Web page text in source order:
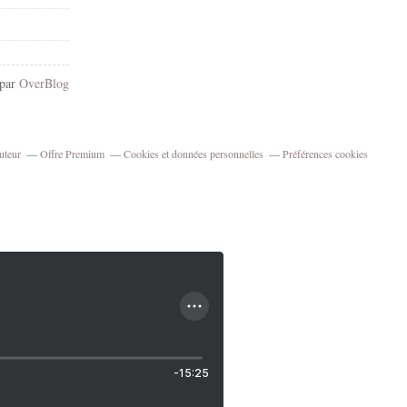
OverBlog
Offre Premium Cookies et données personnelles Préférences cookies
-15:25